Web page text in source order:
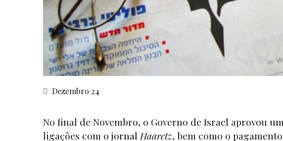
Dezembro 24
No final de Novembro, o Governo de Israel aprovou
ligações com o jornal Haaretz, bem como o